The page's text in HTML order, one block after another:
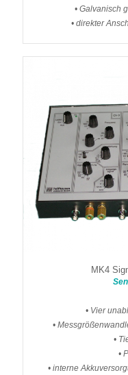
• Galvanisch
• direkter
MK4
• Vier
•
•
•
• interne